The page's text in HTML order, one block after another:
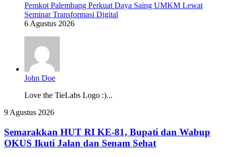
Pemkot Palembang Perkuat Daya Saing UMKM Lewat
Seminar Transformasi Digital
6 Agustus 2026
John Doe
Love the TieLabs Logo :)...
Semarakkan
RI
KE-
81,
9 Agustus 2026
Semarakkan HUT RI KE-81, Bupati dan Wabup
OKUS Ikuti Jalan dan Senam Sehat